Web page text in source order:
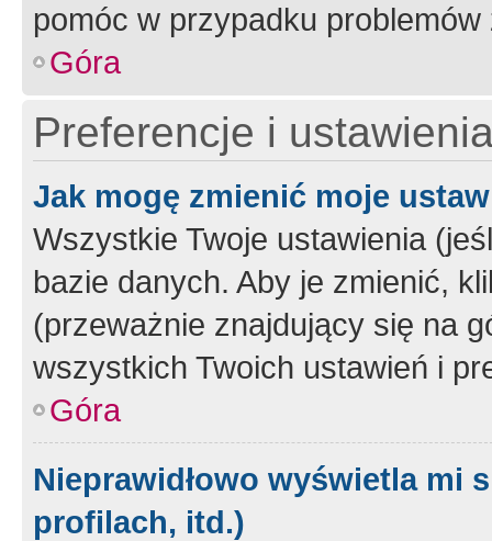
pomóc w przypadku
Góra
Preferencje i
Jak mogę zmienić moje
Wszystkie Twoje ustawienia
bazie danych. Aby je zmienić,
(przeważnie znajdujący się na
wszystkich Twoich ustawień i
Góra
Nieprawidłowo wyświetla mi
profilach, itd.)